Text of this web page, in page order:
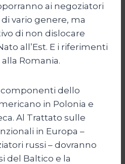
ai negoziatori
vario genere, ma
di non dislocare
all’Est. E i riferimenti
Romania.
dello
in Polonia e
Al Trattato sulle
in Europa –
russi – dovranno
del Baltico e la